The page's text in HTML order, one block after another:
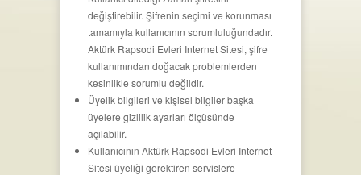
değiştirebilir. Şifrenin seçimi ve korunması
tamamıyla kullanıcının sorumluluğundadır.
Aktürk Rapsodi Evleri Internet Sitesi, şifre
kullanımından doğacak problemlerden
kesinlikle sorumlu değildir.
Üyelik bilgileri ve kişisel bilgiler başka
üyelere gizlilik ayarları ölçüsünde
açılabilir.
Kullanıcının Aktürk Rapsodi Evleri Internet
Sitesi üyeliği gerektiren servislere